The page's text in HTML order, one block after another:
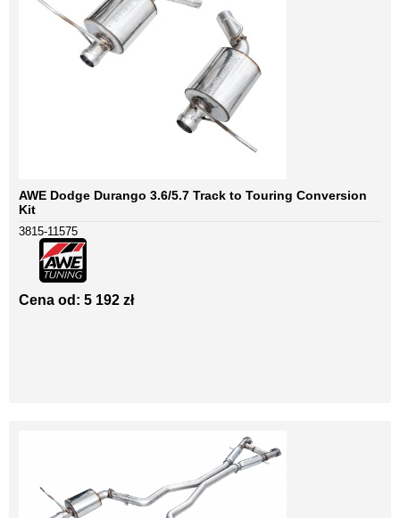
AWE Dodge Durango 3.6/5.7 Track to Touring Conversion
Kit
3815-11575
Cena od: 5 192 zł